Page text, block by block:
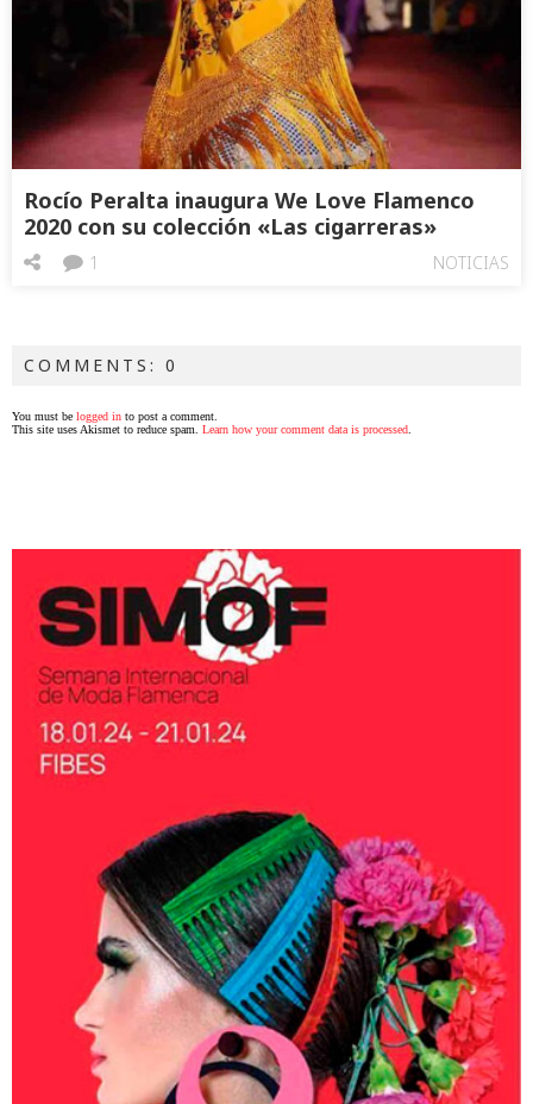
Rocío Peralta inaugura We Love Flamenco
2020 con su colección «Las cigarreras»
NOTICIAS
1
COMMENTS: 0
You must be logged in to post a comment.
This site uses Akismet to reduce spam. Learn how your comment data is processed.